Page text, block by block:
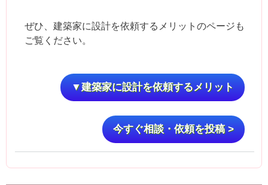
ぜひ、建築家に設計を依頼するメリットのページも
ご覧ください。
▼建築家に設計を依頼するメリット
今すぐ相談・依頼を投稿 >